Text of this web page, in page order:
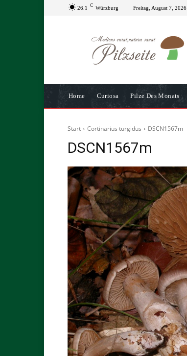
26.1 C Würzburg Freitag, August 7, 2026
Home Curiosa Pilze Des Monats
Start Cortinarius turgidus DSCN1567m
DSCN1567m